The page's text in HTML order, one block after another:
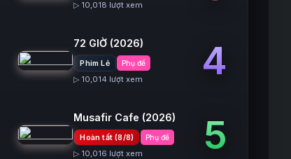
▷ 10,018 lượt xem
72 GIỜ (2026)
Phim Lẻ Phụ đề
▷ 10,014 lượt xem 4
Musafir Cafe (2026)
Hoàn tất (8/8) Phụ đề
▷ 10,016 lượt xem 5